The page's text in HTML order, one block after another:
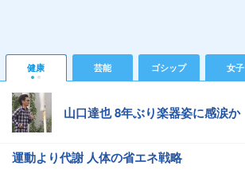
健康 芸能 ゴシップ 女子
山口達也 8年ぶり楽器姿に感涙か
運動より代謝 人体の省エネ戦略